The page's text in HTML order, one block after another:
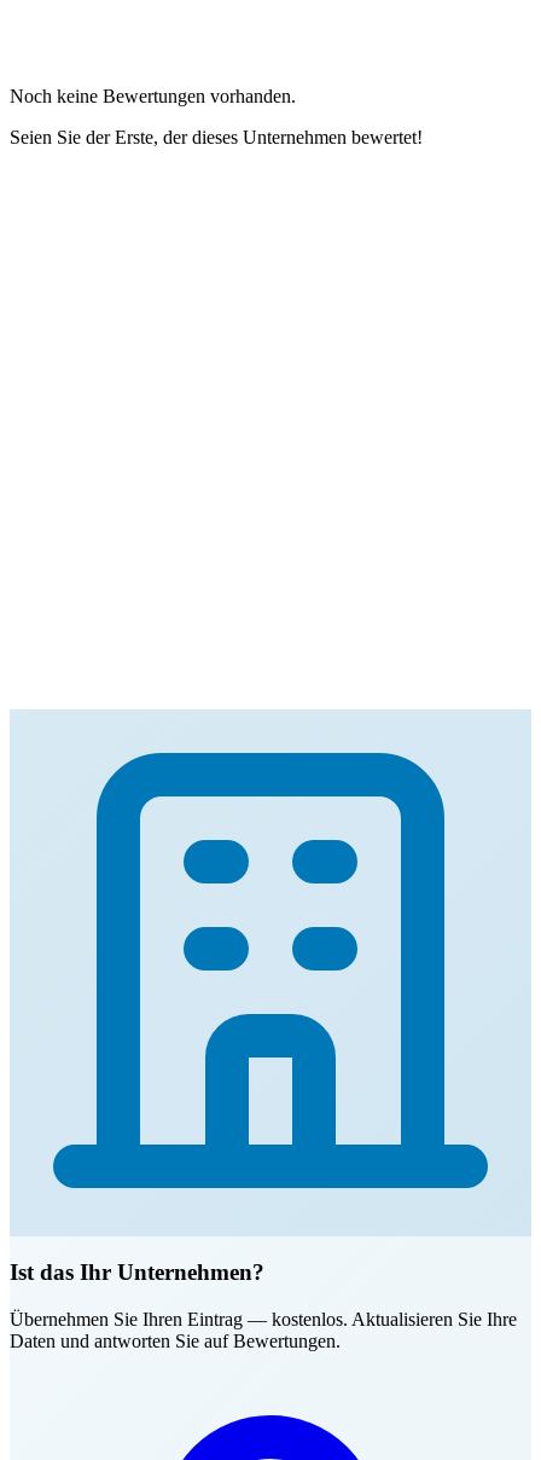
Noch keine Bewertungen vorhanden.
Seien Sie der Erste, der dieses Unternehmen bewertet!
Ist das Ihr Unternehmen?
Übernehmen Sie Ihren Eintrag — kostenlos. Aktualisieren Sie Ihre
Daten und antworten Sie auf Bewertungen.